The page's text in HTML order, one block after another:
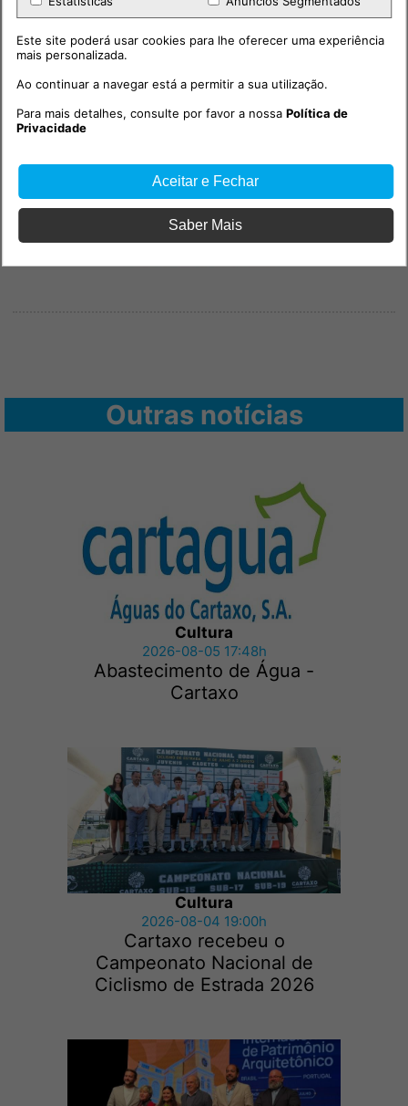
PUB
Outras notícias
Cultura
2026-08-05 17:48h
Abastecimento de Água -
Cartaxo
Cultura
2026-08-04 19:00h
Cartaxo recebeu o
Campeonato Nacional de
Ciclismo de Estrada 2026
Este site poderá usar cookies para lhe oferecer uma experiência
mais personalizada.
Ao continuar a navegar está a permitir a sua utilização.
Para mais detalhes, consulte por favor a nossaPolítica de
Privacidade
Aceitar e Fechar
Saber Mais